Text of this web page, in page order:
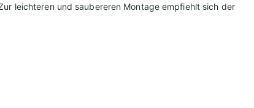
leichteren und saubereren Montage empfiehlt sich der